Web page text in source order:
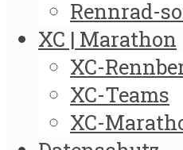
Rennrad-
XC | Marathon
XC-
XC-Teams
XC-